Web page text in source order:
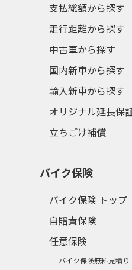
支払総額から探す
走行距離から探す
中古車から探す
国内新車から探す
輸入新車から探す
オリジナル延長保
立ちごけ補償
バイク保険
バイク保険 トップ
自賠責保険
任意保険
バイク保険無料見積り